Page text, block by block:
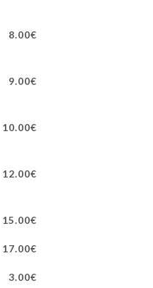
8.00€
9.00€
10.00€
12.00€
15.00€
17.00€
3.00€